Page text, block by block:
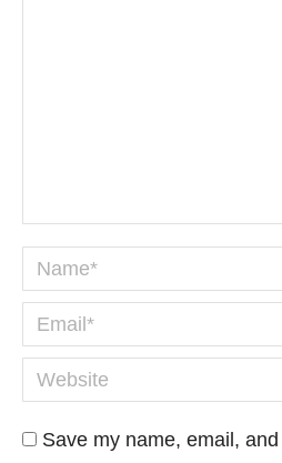
Name *
Email *
Website
Save my name, email,